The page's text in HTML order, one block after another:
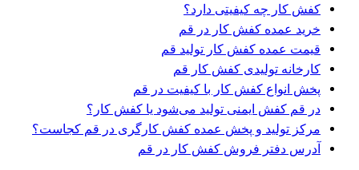
کفش کار چه کیفیتی دارد؟
خرید عمده کفش کار در قم
قیمت عمده کفش کار تولید قم
کارخانه تولیدی کفش کار قم
پخش انواع کفش کار با کیفیت در قم
در قم کفش ایمنی تولید می‌شود یا کفش کار؟
مرکز تولید و پخش عمده کفش کارگری در قم کجاست؟
آدرس دفتر فروش کفش کار در قم